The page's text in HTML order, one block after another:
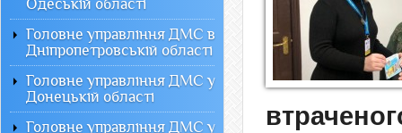
Одеській області
Головне управління ДМС в
Дніпропетровській області
Головне управління ДМС у
Донецькій області
Головне управління ДМС у